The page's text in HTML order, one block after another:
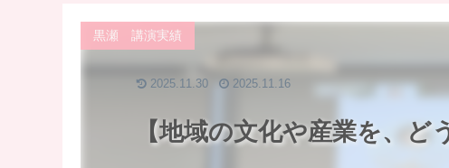
【地域の文化や産業を、ど
黒瀬 講演実績
2025.11.30 2025.11.16